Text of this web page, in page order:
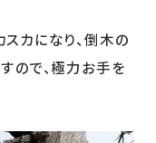
カになり、倒木の
ので、極力お手を